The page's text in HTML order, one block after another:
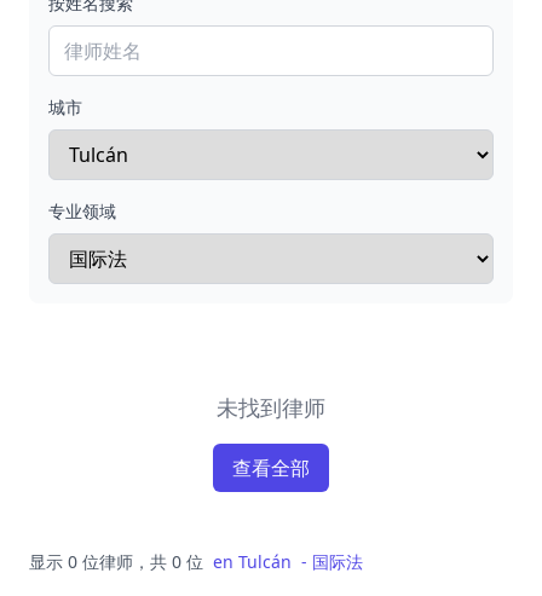
城市
专业领域
未找到律师
查看全部
显示 0 位律师，共 0 位 en Tulcán - 国际法